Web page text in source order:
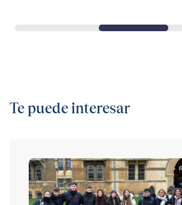
Te puede interesar